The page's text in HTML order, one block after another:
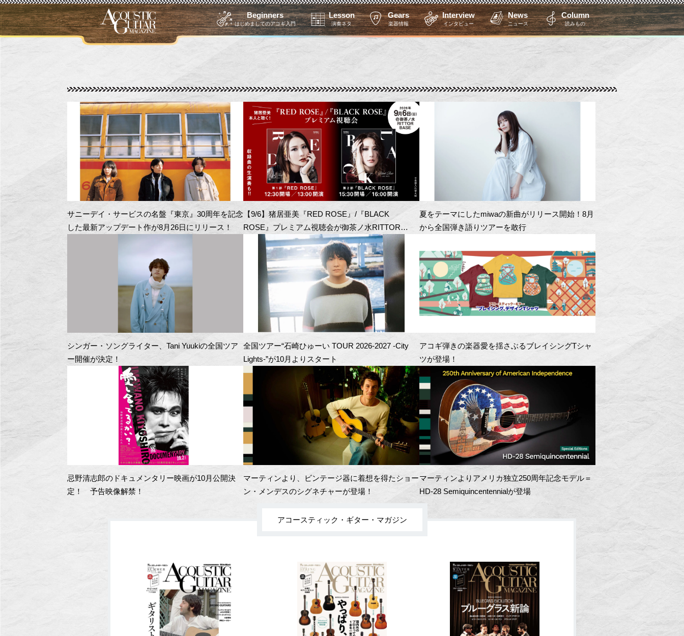
Beginners
はじめましてのアコギ入門
Lesson
演奏ネタ
Gears
楽器情報
Interview
インタビュー
News
ニュース
Column
読みもの
サニーデイ・サービスの名盤『東京』30周年を記念
した最新アップデート作が8月26日にリリース！
【9/6】猪居亜美『RED ROSE』/『BLACK
ROSE』プレミアム視聴会が御茶ノ水RITTOR
BASEにて開催！
夏をテーマにしたmiwaの新曲がリリース開始！8月
から全国弾き語りツアーを敢行
シンガー・ソングライター、Tani Yuukiの全国ツア
ー開催が決定！
全国ツアー“石崎ひゅーい TOUR 2026-2027 -City
Lights-”が10月よりスタート
アコギ弾きの楽器愛を揺さぶるブレイシングTシャ
ツが登場！
忌野清志郎のドキュメンタリー映画が10月公開決
定！ 予告映像解禁！
マーティンより、ビンテージ器に着想を得たショー
ン・メンデスのシグネチャーが登場！
マーティンよりアメリカ独立250周年記念モデル＝
HD-28 Semiquincentennialが登場
アコースティック・ギター・マガジン